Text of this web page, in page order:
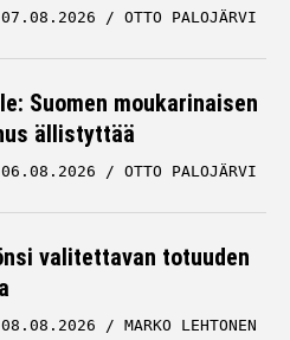
07.08.2026 OTTO PALOJÄRVI
Suomen moukarinaisen
ällistyttää
06.08.2026 OTTO PALOJÄRVI
valitettavan totuuden
08.08.2026 MARKO LEHTONEN